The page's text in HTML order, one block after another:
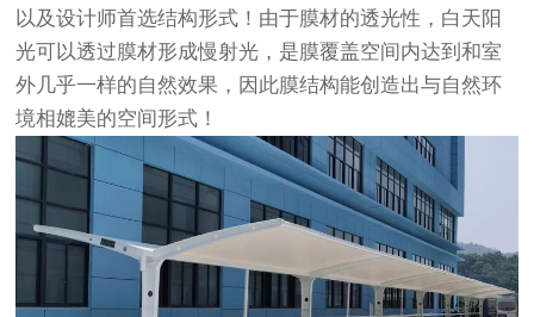
以及设计师首选结构形式！由于膜材的透光性，白天阳
光可以透过膜材形成慢射光，是膜覆盖空间内达到和室
外几乎一样的自然效果，因此膜结构能创造出与自然环
境相媲美的空间形式！